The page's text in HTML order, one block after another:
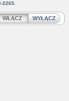
2265.
WŁĄCZ WYŁĄCZ